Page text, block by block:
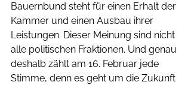
Bauernbund steht für einen Erhalt der
Kammer und einen Ausbau ihrer
Leistungen. Dieser Meinung sind nicht
alle politischen Fraktionen. Und genau
deshalb zählt am 16. Februar jede
Stimme, denn es geht um die Zukunft